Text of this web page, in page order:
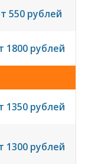
550 рублей
1800 рублей
1350 рублей
1300 рублей